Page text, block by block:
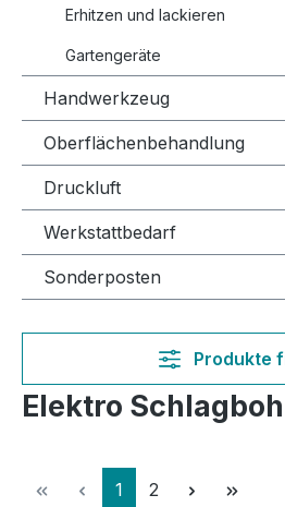
Erhitzen und lackieren
Gartengeräte
Handwerkzeug
Oberflächenbehandlung
Druckluft
Werkstattbedarf
Sonderposten
Produkte
Elektro
Seite
1 Seite
2